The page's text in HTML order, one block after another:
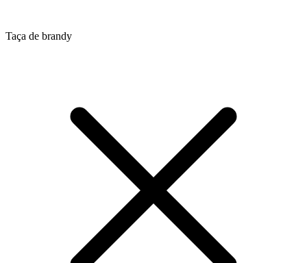
Taça de brandy